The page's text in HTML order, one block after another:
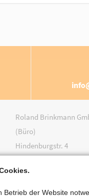
Roland Brinkmann
(Büro)
Hindenburgstr. 4
Betrieb der Website